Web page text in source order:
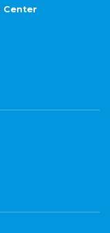
Center